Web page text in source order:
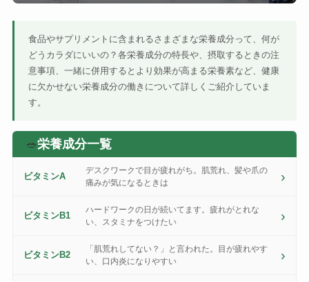
食品やサプリメントに含まれるさまざまな栄養成分って、何が
どうカラダにいいの？各栄養成分の特長や、摂取するときの注
意事項、一緒に併用するとより効果が高まる栄養素など、健康
に欠かせない栄養成分の働きについて詳しくご紹介していま
す。
🥗栄養成分一覧
ビタミンA
デスクワークで目が疲れがち。肌荒れ、髪や爪の
痛みが気になるときは
ビタミンB1
ハードワークの日が続いてます。疲れがとれな
い、スタミナをつけたい
ビタミンB2
「肌荒れしてない？」と言われた。目が疲れやす
い、口内炎になりやすい